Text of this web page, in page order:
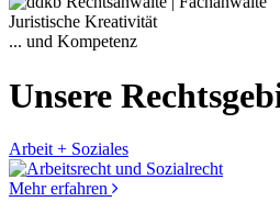
Juristische Kreativität
... und Kompetenz
Unsere
Arbeit + Soziales
Mehr erfahren